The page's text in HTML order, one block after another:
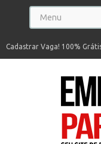
Cadastrar Vaga! 100%